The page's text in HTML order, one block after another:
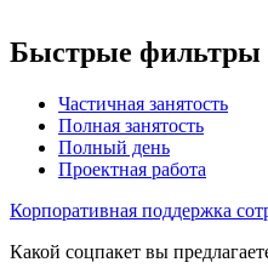
Быстрые фильтры
Частичная занятость
Полная занятость
Полный день
Проектная работа
Корпоративная поддержка
Какой соцпакет вы